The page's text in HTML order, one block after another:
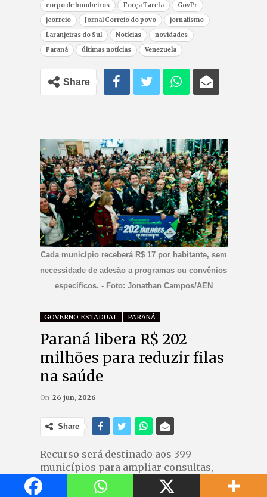
corpo de bombeiros
Força Tarefa
GovPr
jcorreio
Jornal Correio do povo
jornalismo
Laranjeiras do Sul
Notícias
novidades
Paraná
últimas notícias Venezuela
Share
Cada município receberá R$ 17 por habitante, sem
necessidade de adesão a programas ou convênios
específicos. - Foto: Jonathan Campos/AEN
GOVERNO ESTADUAL PARANÁ
Paraná libera R$ 202
milhões para reduzir filas
na saúde
On 26 jun, 2026
Share
Recurso será destinado aos 399
municípios para ampliar consultas,
exames e atendimentos
especializados pelo SUS